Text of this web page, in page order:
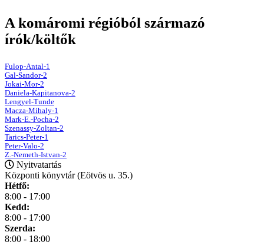
A komáromi régióból származó
írók/költők
Fulop-Antal-1
Gal-Sandor-2
Jokai-Mor-2
Daniela-Kapitanova-2
Lengyel-Tunde
Macza-Mihaly-1
Mark-E.-Pocha-2
Szenassy-Zoltan-2
Tarics-Peter-1
Peter-Valo-2
Z.-Nemeth-Istvan-2
Nyitvatartás
Központi könyvtár (Eötvös u. 35.)
Hétfő:
8:00 - 17:00
Kedd:
8:00 - 17:00
Szerda:
8:00 - 18:00